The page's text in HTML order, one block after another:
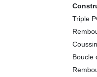
Triple
Boucle